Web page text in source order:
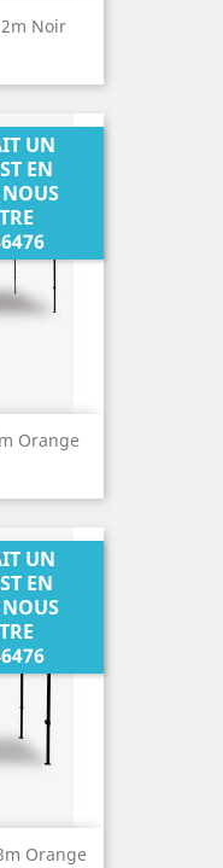
Noir
Orange
UN
EN
NOUS
Orange
UN
EN
NOUS